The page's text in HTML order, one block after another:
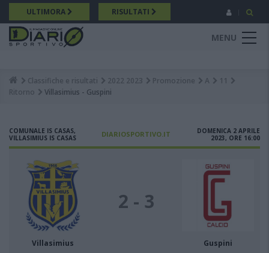
Salta
al
contenuto
principale
ULTIMORA RISULTATI
MENU
Breadcrumb
Classifiche e risultati 2022 2023 Promozione A
11
Ritorno
Villasimius - Guspini
COMUNALE IS CASAS,
VILLASIMIUS IS CASAS
DIARIOSPORTIVO.IT
DOMENICA 2 APRILE
2023, ORE 16:00
Villasimius
2 - 3
Guspini